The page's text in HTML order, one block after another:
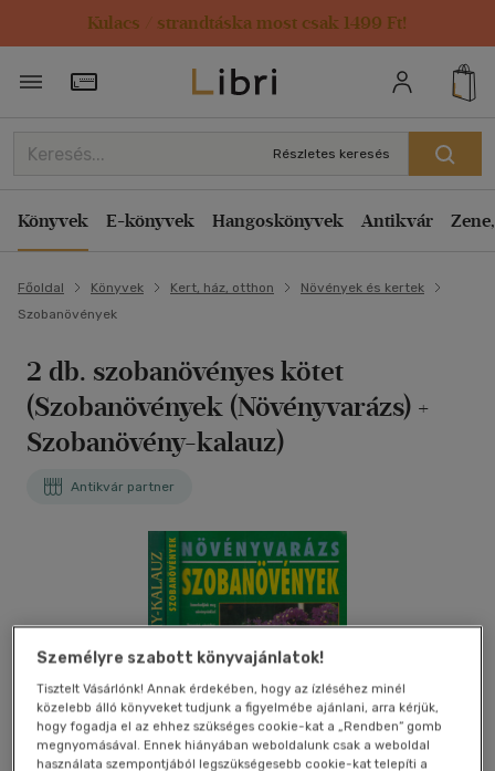
Kulacs / strandtáska most csak 1499 Ft!
Törzsvásárlói Kártya adatai
Részletes keresés
Könyvek E-könyvek Hangoskönyvek Antikvár
Főoldal Könyvek Kert, ház, otthon
Növények és kertek
Szobanövények
2 db. szobanövényes kötet
(Szobanövények (Növényvarázs) +
Szobanövény-kalauz)
Antikvár partner
Személyre szabott könyvajánlatok!
Tisztelt Vásárlónk! Annak érdekében, hogy az ízléséhez minél
közelebb álló könyveket tudjunk a figyelmébe ajánlani, arra kérjük,
hogy fogadja el az ehhez szükséges cookie-kat a „Rendben” gomb
megnyomásával. Ennek hiányában weboldalunk csak a weboldal
használata szempontjából legszükségesebb cookie-kat telepíti a